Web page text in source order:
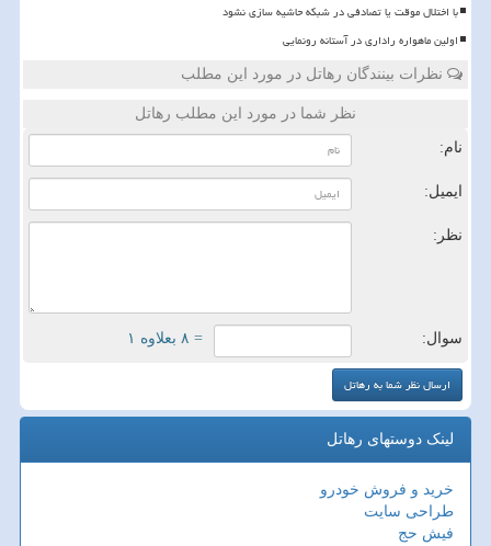
با اختلال موقت یا تصادفی در شبکه حاشیه سازی نشود
اولین ماهواره راداری در آستانه رونمایی
نظرات بینندگان رهاتل در مورد این مطلب
نظر شما در مورد این مطلب رهاتل
نام:
ایمیل:
نظر:
سوال: = ۸ بعلاوه ۱
لینک دوستهای رهاتل
خرید و فروش خودرو
طراحی سایت
فیش حج